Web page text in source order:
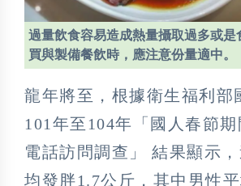
過量飲食容易造成熱量攝取過多或是
買與製備餐飲時，應注意份量適中。
龍年將至，根據衛生福利部
101年至104年「國人春節期
電話訪問調查」 結果顯示
均發胖1.7公斤，其中男性